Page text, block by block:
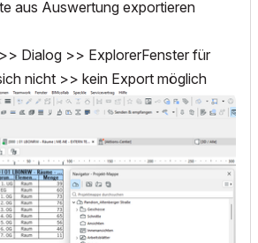
aus Auswertung exportieren
Dialog >> ExplorerFenster für
nicht >> kein Export möglich